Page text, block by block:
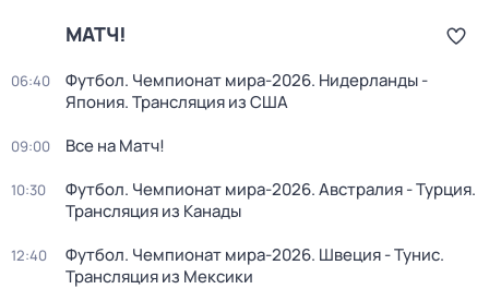
МАТЧ!
06:40
Футбол. Чемпионат мира-2026. Нидерланды -
Япония. Трансляция из США
09:00 Все на Матч!
10:30
Футбол. Чемпионат мира-2026. Австралия - Турция.
Трансляция из Канады
12:40
Футбол. Чемпионат мира-2026. Швеция - Тунис.
Трансляция из Мексики